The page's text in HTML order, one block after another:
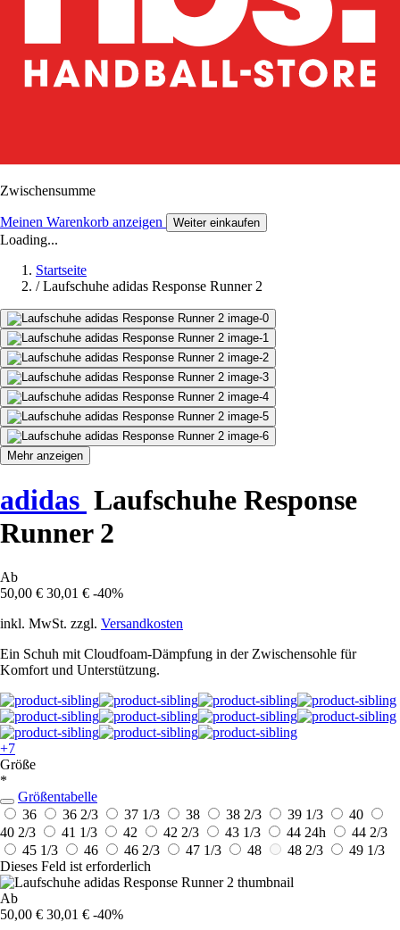
Zwischensumme
Meinen Warenkorb anzeigen Weiter einkaufen
Loading...
Startseite
/ Laufschuhe adidas Response Runner 2
Mehr anzeigen
adidas Laufschuhe Response
Runner 2
Ab
50,00 € 30,01 € -40%
inkl. MwSt. zzgl. Versandkosten
Ein Schuh mit Cloudfoam-Dämpfung in der Zwischensohle für
Komfort und Unterstützung.
+7
Größe
*
Größentabelle
36
36 2/3 37 1/3 38 38 2/3 39 1/3
40
40 2/3
41 1/3 42 42 2/3 43 1/3 44 24h
44 2/3
45 1/3
46 46 2/3 47 1/3 48 48 2/3
49 1/3
Dieses Feld ist erforderlich
Ab
50,00 € 30,01 € -40%